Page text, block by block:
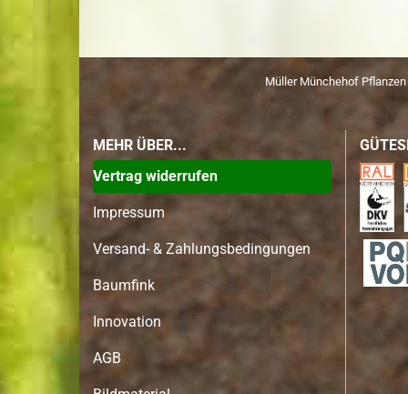
Müller Münchehof
MEHR ÜBER...
Vertrag widerrufen
Impressum
Versand- & Zahlungsbedingungen
Baumfink
Innovation
AGB